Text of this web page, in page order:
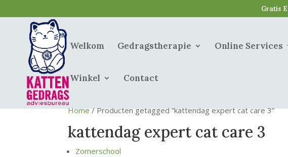
Gratis
Welkom Gedragstherapie Online Services
Winkel Contact
Home/ Producten getagged “kattendag expert cat care 3”
kattendag expert cat care 3
Zomerschool